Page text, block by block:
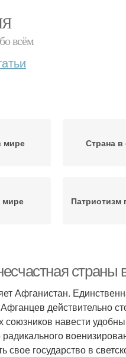
всём
мире Страна в
мире Патриотизм
страна Страны
Афганистан.
действительно
навести
свое государство в